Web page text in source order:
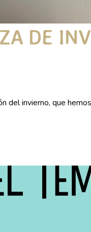
DE
invierno, que